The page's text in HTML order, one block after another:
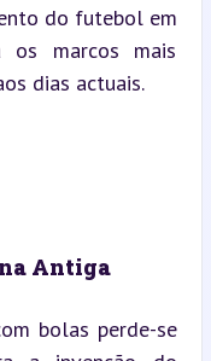
do futebol em
os marcos mais
dias actuais.
Antiga
bolas perde-se